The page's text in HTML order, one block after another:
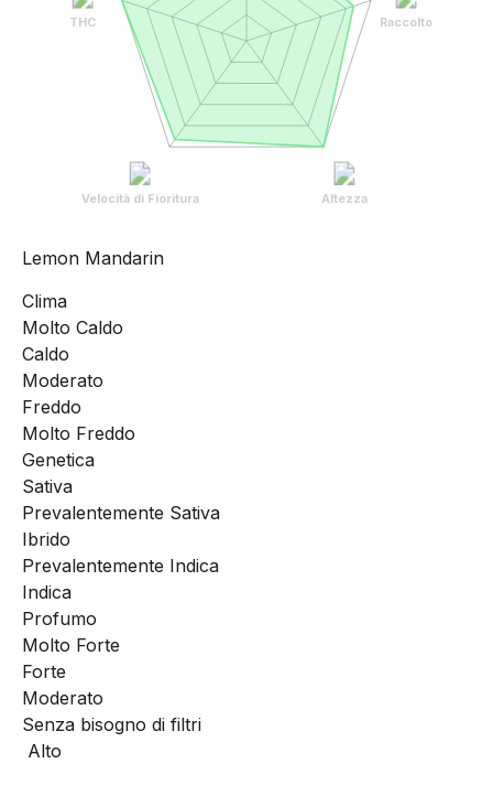
THC
Velocità di Fioritura Altezza
Raccolto
Lemon Mandarin
Clima
Molto Caldo
Caldo
Moderato
Freddo
Molto Freddo
Genetica
Sativa
Prevalentemente Sativa
Ibrido
Prevalentemente Indica
Indica
Profumo
Molto Forte
Forte
Moderato
Senza bisogno di filtri
Alto